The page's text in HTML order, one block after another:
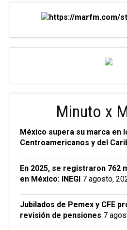
Minuto x
México supera su marca en
Centroamericanos y del
En 2025, se registraron 762
en México: INEGI 7 agosto,
Jubilados de Pemex y CFE
revisión de pensiones 7